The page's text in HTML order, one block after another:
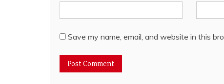
Save my name, email, and website in this